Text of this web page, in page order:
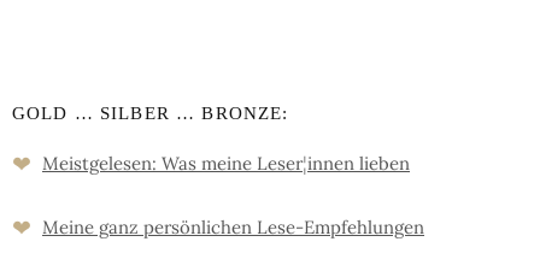
GOLD … SILBER … BRONZE:
❤ Meistgelesen: Was meine Leser¦innen lieben
❤ Meine ganz persön­lichen Lese-Empfeh­lungen